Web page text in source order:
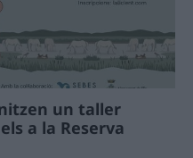
un taller
a la Reserva